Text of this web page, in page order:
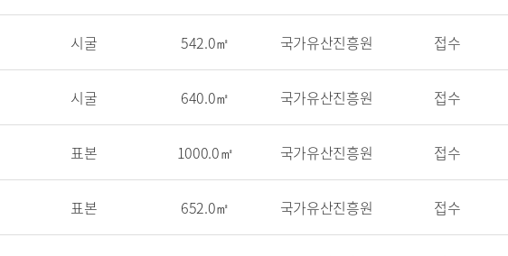
시굴 542.0㎡ 국가유산진흥원 접수
시굴 640.0㎡ 국가유산진흥원 접수
표본 1000.0㎡ 국가유산진흥원 접수
표본 652.0㎡ 국가유산진흥원 접수